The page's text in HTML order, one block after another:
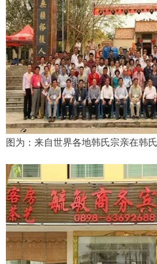
图为：来自世界各地韩氏宗亲在韩